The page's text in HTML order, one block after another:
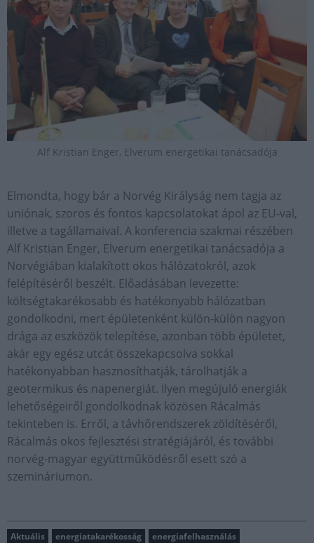
Alf Kristian Enger, Elverum energetikai tanácsadója
Elmondta, hogy bár a Norvég Királyság nem tagja az
uniónak, szoros és fontos kapcsolatokat ápol az EU-val,
illetve a tagállamaival. A konferencia szakmai részében
Alf Kristian Enger, Elverum energetikai tanácsadója a
Norvégiában kialakított okos hálózatokról, azok
felépítéséről beszélt. Előadásában levezette:
költségtakarékosabb és hatékonyabb hálózatban
gondolkodni, mert épületenként külön-külön nagyon
drága az eszközök telepítése, azonban több épületet,
akár egy egész utcát összekapcsolva sokkal
hatékonyabban hasznosíthatják, tárolhatják a
geotermikus és napenergiát. Ilyen megújuló energiák
lehetőségeiről gondolkodnak közösen Rácalmás
tekinteben is. Erről, a távhőrendszerek zöldítéséről,
Rácalmás okos fejlesztési stratégiájáról, és további
norvég-magyar együttműködésről esett szó a
szemináriumon.
Aktuális energiatakarékosság
energiafelhasználás